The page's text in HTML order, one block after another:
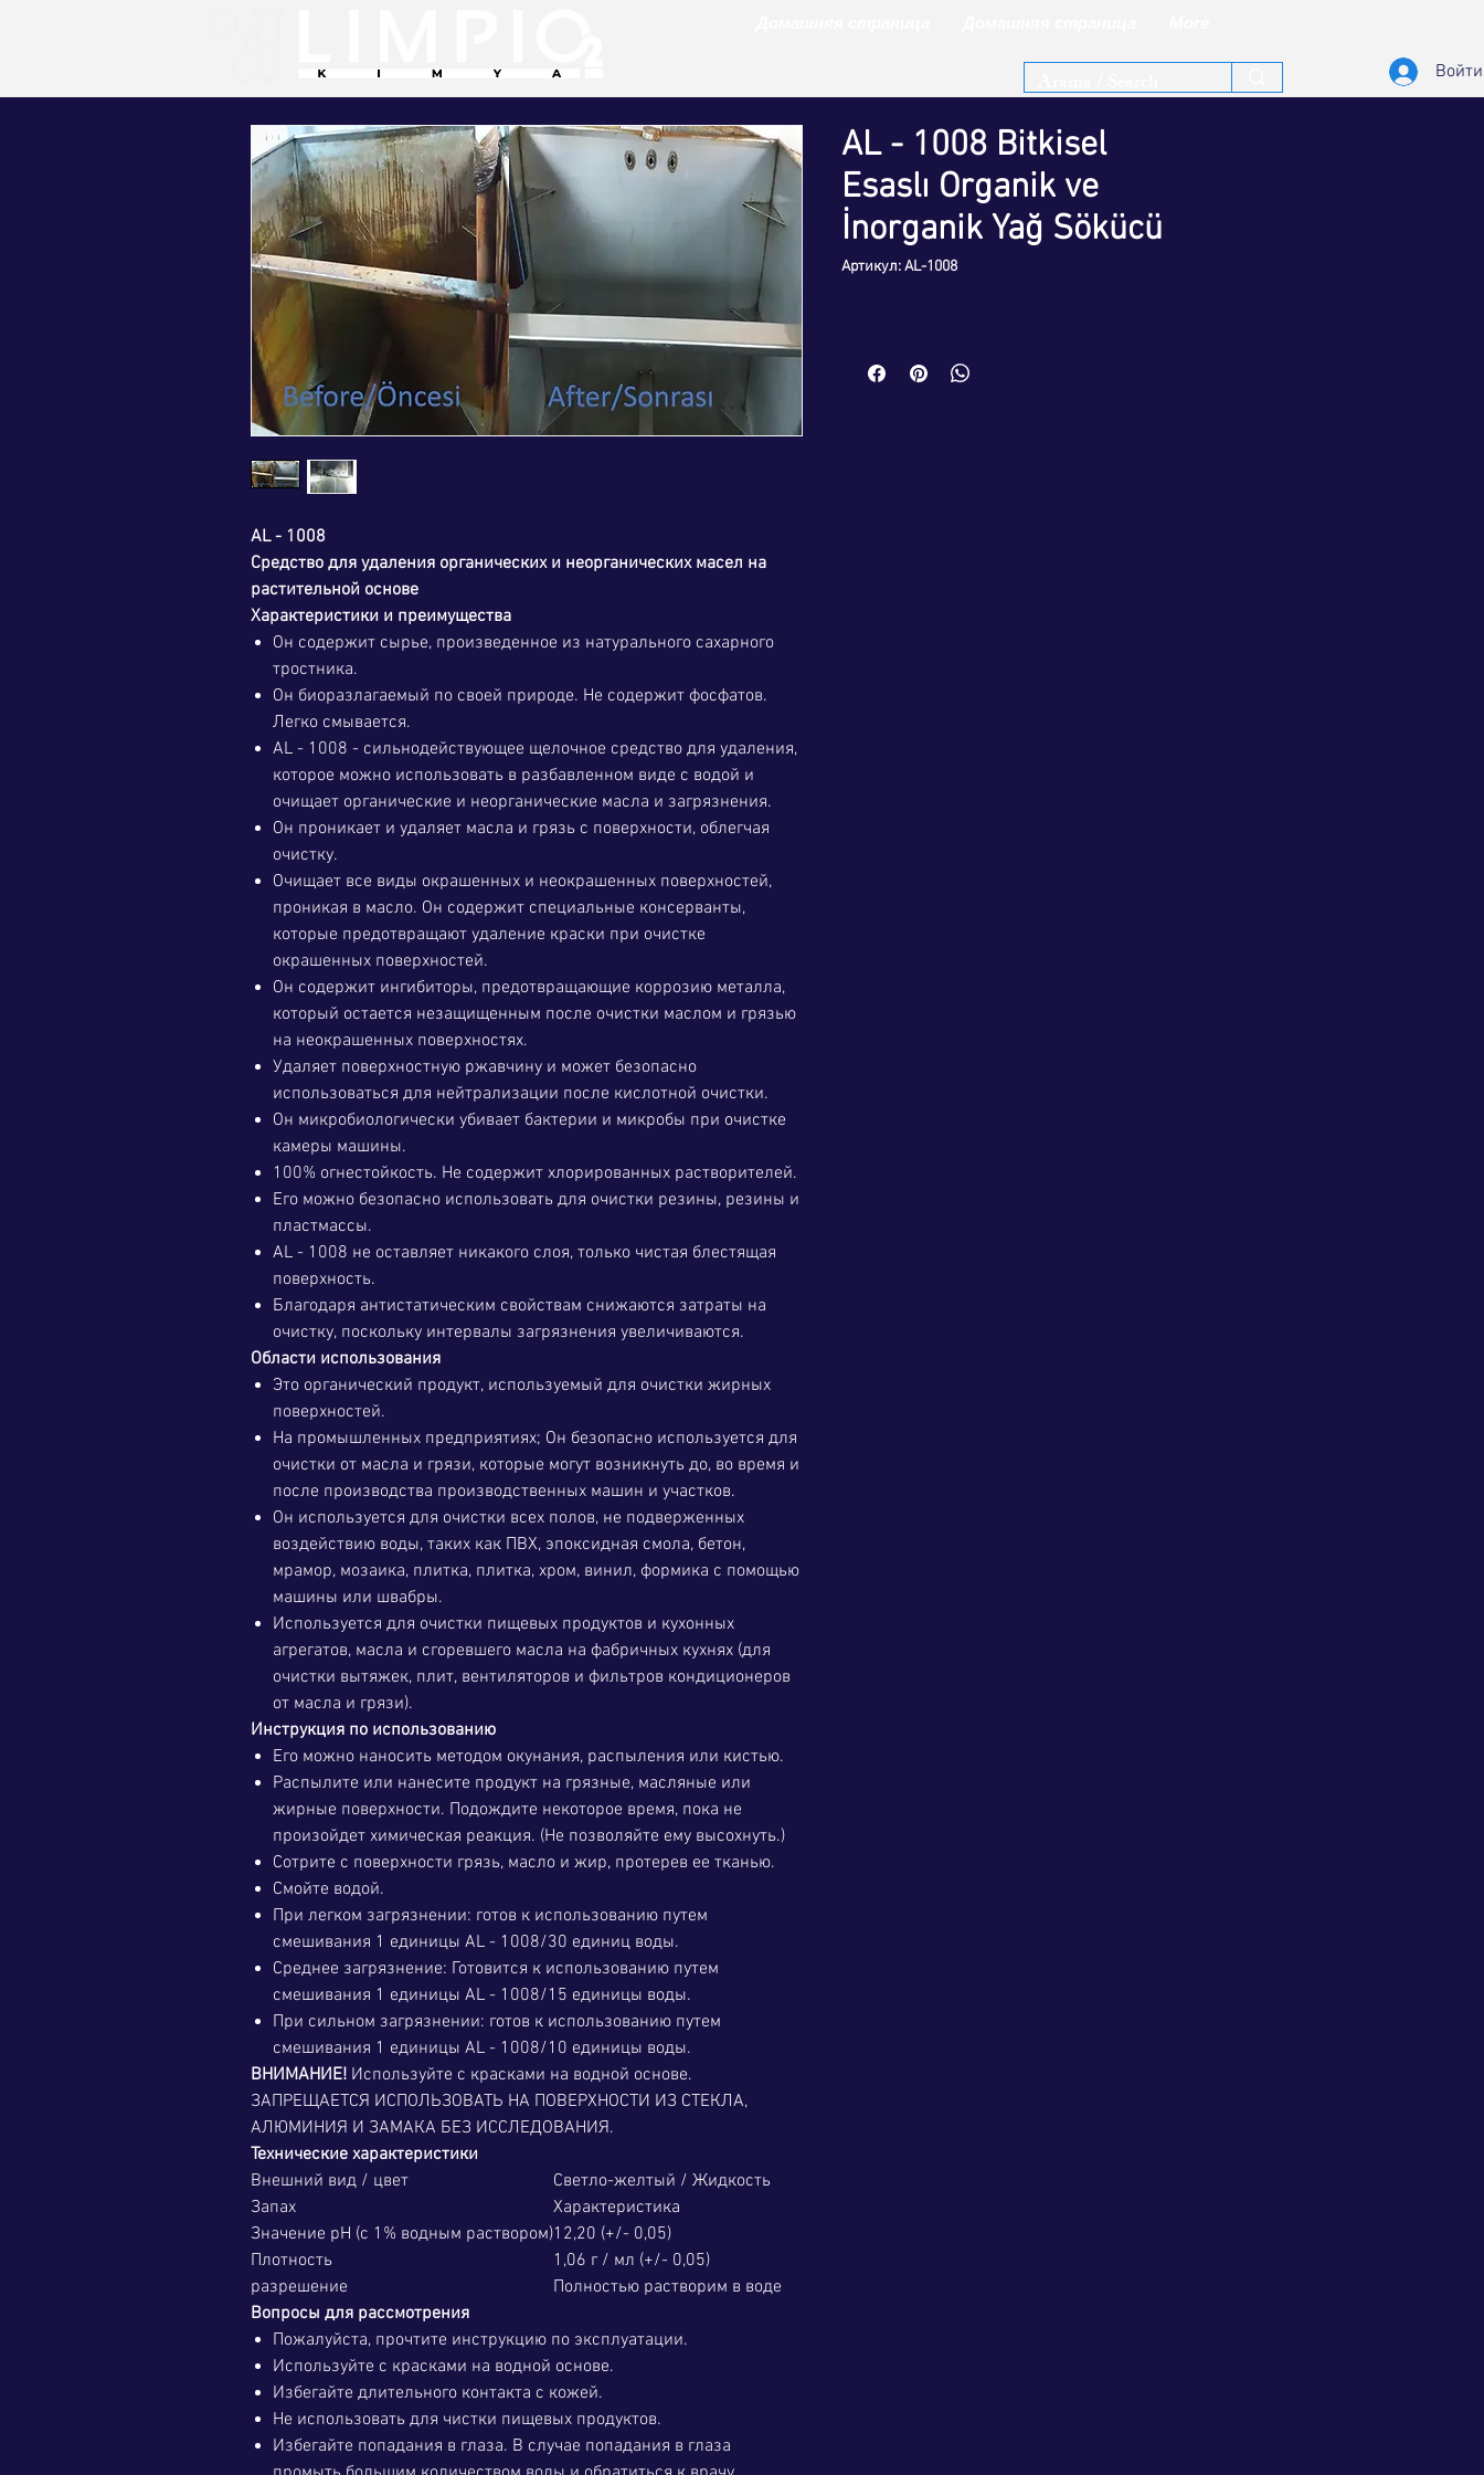
Войти
AL - 1008
Средство для удаления органических и неорганических масел на
растительной основе
Характеристики и преимущества
Он содержит сырье, произведенное из натурального сахарного
тростника.
Он биоразлагаемый по своей природе. Не содержит фосфатов.
Легко смывается.
AL - 1008 - сильнодействующее щелочное средство для удаления,
которое можно использовать в разбавленном виде с водой и
очищает органические и неорганические масла и загрязнения.
Он проникает и удаляет масла и грязь с поверхности, облегчая
очистку.
Очищает все виды окрашенных и неокрашенных поверхностей,
проникая в масло. Он содержит специальные консерванты,
которые предотвращают удаление краски при очистке
окрашенных поверхностей.
Он содержит ингибиторы, предотвращающие коррозию металла,
который остается незащищенным после очистки маслом и грязью
на неокрашенных поверхностях.
Удаляет поверхностную ржавчину и может безопасно
использоваться для нейтрализации после кислотной очистки.
Он микробиологически убивает бактерии и микробы при очистке
камеры машины.
100% огнестойкость. Не содержит хлорированных растворителей.
Его можно безопасно использовать для очистки резины, резины и
пластмассы.
AL - 1008 не оставляет никакого слоя, только чистая блестящая
поверхность.
Благодаря антистатическим свойствам снижаются затраты на
очистку, поскольку интервалы загрязнения увеличиваются.
Области использования
Это органический продукт, используемый для очистки жирных
поверхностей.
На промышленных предприятиях; Он безопасно используется для
очистки от масла и грязи, которые могут возникнуть до, во время и
после производства производственных машин и участков.
Он используется для очистки всех полов, не подверженных
воздействию воды, таких как ПВХ, эпоксидная смола, бетон,
мрамор, мозаика, плитка, плитка, хром, винил, формика с помощью
машины или швабры.
Используется для очистки пищевых продуктов и кухонных
агрегатов, масла и сгоревшего масла на фабричных кухнях (для
очистки вытяжек, плит, вентиляторов и фильтров кондиционеров
от масла и грязи).
Инструкция по использованию
Его можно наносить методом окунания, распыления или кистью.
Распылите или нанесите продукт на грязные, масляные или
жирные поверхности. Подождите некоторое время, пока не
произойдет химическая реакция. (Не позволяйте ему высохнуть.)
Сотрите с поверхности грязь, масло и жир, протерев ее тканью.
Смойте водой.
При легком загрязнении: готов к использованию путем
смешивания 1 единицы AL - 1008/30 единиц воды.
Среднее загрязнение: Готовится к использованию путем
смешивания 1 единицы AL - 1008/15 единицы воды.
При сильном загрязнении: готов к использованию путем
смешивания 1 единицы AL - 1008/10 единицы воды.
ВНИМАНИЕ! Используйте с красками на водной основе.
ЗАПРЕЩАЕТСЯ ИСПОЛЬЗОВАТЬ НА ПОВЕРХНОСТИ ИЗ СТЕКЛА,
АЛЮМИНИЯ И ЗАМАКА БЕЗ ИССЛЕДОВАНИЯ.
Технические характеристики
Внешний вид / цвет
Светло-желтый / Жидкость
Запах
Характеристика
Значение pH (с 1% водным раствором)12,20 (+/- 0,05)
Плотность
1,06 г / мл (+/- 0,05)
разрешение
Полностью растворим в воде
Вопросы для рассмотрения
Пожалуйста, прочтите инструкцию по эксплуатации.
Используйте с красками на водной основе.
Избегайте длительного контакта с кожей.
Не использовать для чистки пищевых продуктов.
Избегайте попадания в глаза. В случае попадания в глаза
AL - 1008 Bitkisel
Esaslı Organik ve
İnorganik Yağ Sökücü
Артикул: AL-1008